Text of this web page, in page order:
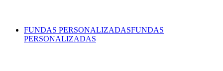
FUNDAS PERSONALIZADASFUNDAS
PERSONALIZADAS